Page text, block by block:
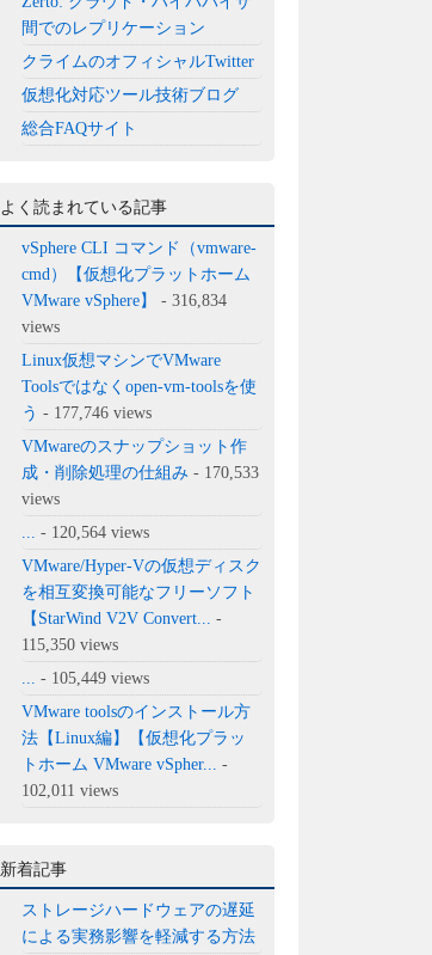
間でのレプリケーション
クライムのオフィシャルTwitter
仮想化対応ツール技術ブログ
総合FAQサイト
よく読まれている記事
vSphere CLI コマンド（vmware-
cmd）【仮想化プラットホーム
VMware vSphere】
- 316,834
views
Linux仮想マシンでVMware
Toolsではなくopen-vm-toolsを使
う - 177,746 views
VMwareのスナップショット作
成・削除処理の仕組み - 170,533
views
- 120,564 views
VMware/Hyper-Vの仮想ディスク
を相互変換可能なフリーソフト
【StarWind V2V Convert...
-
115,350 views
- 105,449 views
VMware toolsのインストール方
法【Linux編】【仮想化プラッ
トホーム VMware vSpher...
-
102,011 views
新着記事
ストレージハードウェアの遅延
による実務影響を軽減する方法